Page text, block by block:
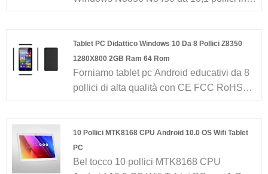
servizi OEM / ODM per tablet e laptop
Android e 30 ingegneri di ricerca e
sviluppo, 8 linee di assemblaggio senza
polvere e 150 dipendenti, i nostri prodotti
aspettiamo di diventare il tuo partner a
lungo termine in Cina ...
Tablet PC Didattico Windows 10 Da 8 Pollici Z8350
1280X800 2GB Ram 64 Rom
Forniamo tablet pc Android educativi da 8
pollici di alta qualità con CE FCC RoHS
Android, 30 ingegneri di ricerca e sviluppo,
8 linee di assemblaggio senza polvere e
150 dipendenti, i nostri prodotti coprono la
10 Pollici MTK8168 CPU Android 10.0 OS Wifi Tablet
PC
Bel tocco 10 pollici MTK8168 CPU